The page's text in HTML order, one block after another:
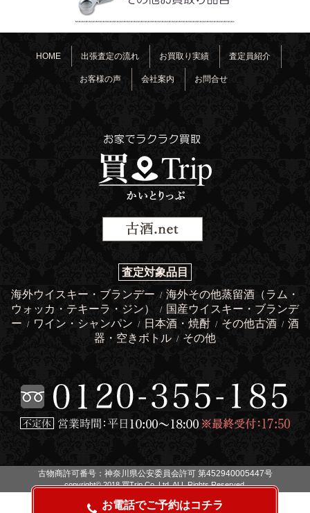
HOME 出張査定の流れ お買取り実績 査定員紹介
お客様の声 会社案内 お問合せ
査定対象品目
海外ウイスキー・ブランデー / 海外その他蒸留酒（ラム・
ウォッカ・テキーラ・ジン）
/ 国産ウイスキー・ブランデ
ー / ワイン・シャンパン / 日本酒・焼酎 / その他古酒 / 酒
器・空きボトル / その他
古物商許可番号：神奈川県公安委員会許可 第452940005447号
copyright© 2018 買Trip Co.,Ltd. ALL Rights Reserved.
お電話でご予約はコチラ